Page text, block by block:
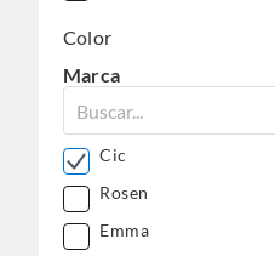
Color
Marca
Cic
Rosen
Emma